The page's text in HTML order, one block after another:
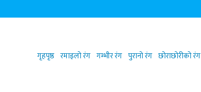
गृहपृष्ठ रमाइलो रंग गम्भीर रंग पुरानो रंग छोराछोरीको रंग